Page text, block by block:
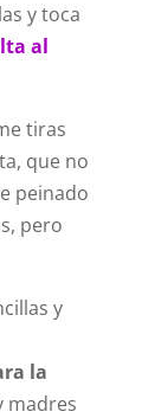
y toca
al
tiras
que no
peinado
pero
y
la
madres